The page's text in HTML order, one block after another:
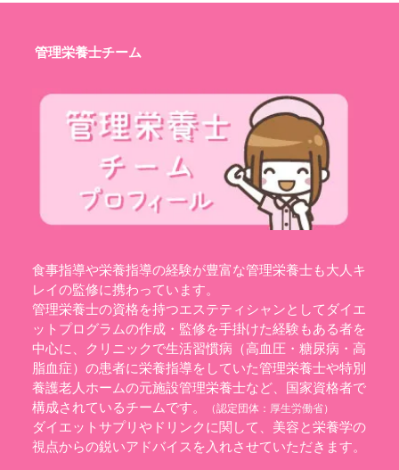
管理栄養士チーム
食事指導や栄養指導の経験が豊富な管理栄養士も大人キ
レイの監修に携わっています。
管理栄養士の資格を持つエステティシャンとしてダイエ
ットプログラムの作成・監修を手掛けた経験もある者を
中心に、クリニックで生活習慣病（高血圧・糖尿病・高
脂血症）の患者に栄養指導をしていた管理栄養士や特別
養護老人ホームの元施設管理栄養士など、国家資格者で
構成されているチームです。
（認定団体： 厚生労働省）
ダイエットサプリやドリンクに関して、美容と栄養学の
視点からの鋭いアドバイスを入れさせていただきます。